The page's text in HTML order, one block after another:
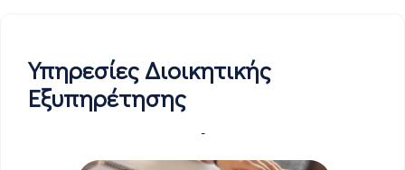
Υπηρεσίες Διοικητικής
Εξυπηρέτησης
-